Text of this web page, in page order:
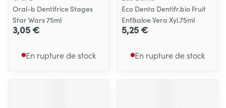
Oral-b Dentifrice Stages
Star Wars 75ml
3,05 €
En rupture de stock
Eco Denta Dentifr.bio Fruit
Enf&aloe Vera Xyl.75ml
5,25 €
En rupture de stock